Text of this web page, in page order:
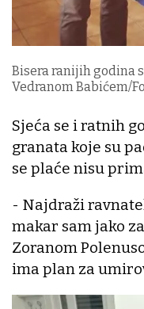
Bisera ranijih godina
Vedranom Babićem/
Sjeća se i ratnih
granata koje su
se plaće nisu
- Najdraži
makar sam jako
Zoranom
ima plan za